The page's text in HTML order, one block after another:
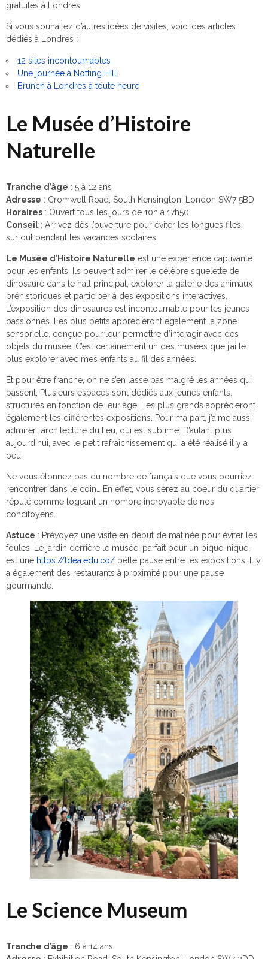
gratuites à Londres.
Si vous souhaitez d’autres idées de visites, voici des articles
dédiés à Londres :
12 sites incontournables
Une journée à Notting Hill
Brunch à Londres à toute heure
Le Musée d’Histoire
Naturelle
Tranche d’âge : 5 à 12 ans
Adresse : Cromwell Road, South Kensington, London SW7 5BD
Horaires : Ouvert tous les jours de 10h à 17h50
Conseil : Arrivez dès l’ouverture pour éviter les longues files,
surtout pendant les vacances scolaires.
Le Musée d’Histoire Naturelle est une expérience captivante
pour les enfants. Ils peuvent admirer le célèbre squelette de
dinosaure dans le hall principal, explorer la galerie des animaux
préhistoriques et participer à des expositions interactives.
L’exposition des dinosaures est incontournable pour les jeunes
passionnés. Les plus petits apprécieront également la zone
sensorielle, conçue pour leur permettre d’interagir avec des
objets du musée. C’est certainement un des musées que j’ai le
plus explorer avec mes enfants au fil des années.
Et pour être franche, on ne s’en lasse pas malgré les années qui
passent. Plusieurs espaces sont dédiés aux jeunes enfants,
structurés en fonction de leur âge. Les plus grands apprécieront
également les différentes expositions. Pour ma part, j’aime aussi
admirer l’architecture du lieu, qui est sublime. D’autant plus
aujourd’hui, avec le petit rafraichissement qui a été réalisé il y a
peu.
Ne vous étonnez pas du nombre de français que vous pourriez
rencontrer dans le coin… En effet, vous serez au coeur du quartier
réputé comme logeant un nombre incroyable de nos
concitoyens.
Astuce : Prévoyez une visite en début de matinée pour éviter les
foules. Le jardin derrière le musée, parfait pour un pique-nique,
est une https://tdea.edu.co/ belle pause entre les expositions. Il y
a également des restaurants à proximité pour une pause
gourmande.
Le Science Museum
Tranche d’âge : 6 à 14 ans